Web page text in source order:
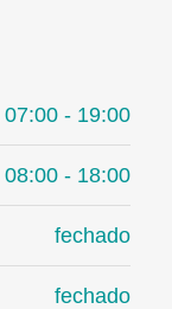
07:00 - 19:00
08:00 - 18:00
fechado
fechado